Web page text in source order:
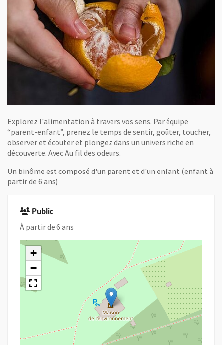
Explorez l'alimentation à travers vos sens. Par équipe
“parent-enfant”, prenez le temps de sentir, goûter, toucher,
observer et écouter et plongez dans un univers riche en
découverte. Avec Au fil des odeurs.
Un binôme est composé d'un parent et d'un enfant (enfant à
partir de 6 ans)
Public
À partir de 6 ans
+
−